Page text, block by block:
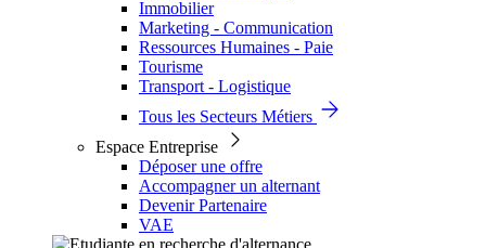
Immobilier
Marketing - Communication
Ressources Humaines - Paie
Tourisme
Transport - Logistique
Tous les Secteurs Métiers
Espace Entreprise
Déposer une offre
Accompagner un alternant
Devenir Partenaire
VAE